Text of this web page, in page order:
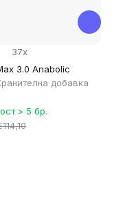
3.0 Anabolic
добавка
37x
> 5 бр.